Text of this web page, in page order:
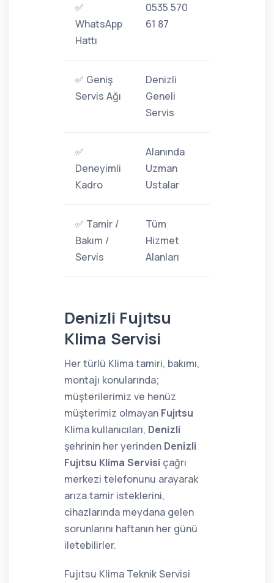
✅
WhatsApp
Hattı
0535 570
61 87
✅ Geniş
Servis Ağı
Denizli
Geneli
Servis
✅
Deneyimli
Kadro
Alanında
Uzman
Ustalar
✅ Tamir /
Bakım /
Servis
Tüm
Hizmet
Alanları
Denizli Fujıtsu
Klima Servisi
Her türlü Klima tamiri, bakımı,
montajı konularında;
müşterilerimiz ve henüz
müşterimiz olmayan Fujıtsu
Klima kullanıcıları, Denizli
şehrinin her yerinden Denizli
Fujıtsu Klima Servisi çağrı
merkezi telefonunu arayarak
arıza tamir isteklerini,
cihazlarında meydana gelen
sorunlarını haftanın her günü
iletebilirler.
Fujıtsu Klima Teknik Servisi